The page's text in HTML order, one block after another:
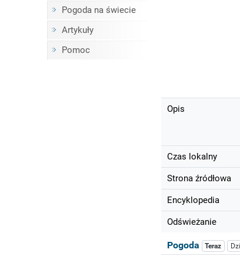
Pogoda na świecie
Artykuły
Pomoc
Opis
Czas lokalny
Strona źródłowa
Encyklopedia
Odświeżanie
Pogoda Teraz